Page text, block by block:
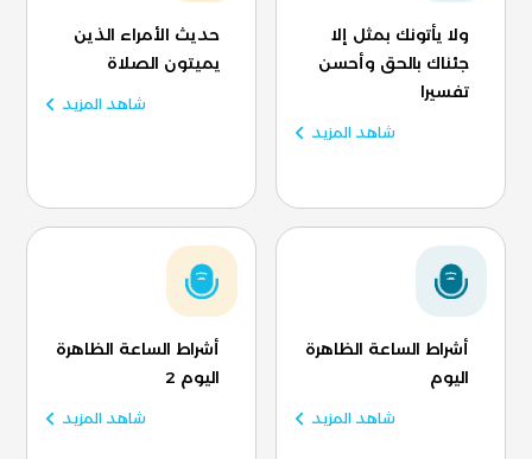
ولا يأتونك بمثل إلا
جئناك بالحق وأحسن
تفسيرا
شاهد المزيد
حديث الأمراء الذين
يميتون الصلاة
شاهد المزيد
أشراط الساعة الظاهرة
اليوم
شاهد المزيد
أشراط الساعة الظاهرة
اليوم 2
شاهد المزيد